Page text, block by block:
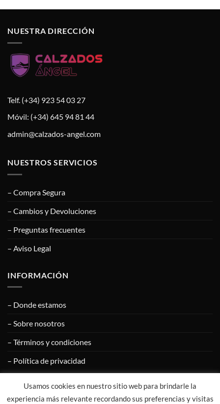
NUESTRA DIRECCIÓN
Telf. (+34) 923 54 03 27
Móvil: (+34) 645 94 81 44
admin@calzados-angel.com
NUESTROS SERVICIOS
– Compra Segura
– Cambios y Devoluciones
– Preguntas frecuentes
– Aviso Legal
INFORMACIÓN
– Donde estamos
– Sobre nosotros
– Términos y condiciones
– Política de privacidad
Visa PayPal MasterCardGoogle Apple
Usamos cookies en nuestro sitio web para brindarle la
experiencia más relevante recordando sus preferencias y visitas